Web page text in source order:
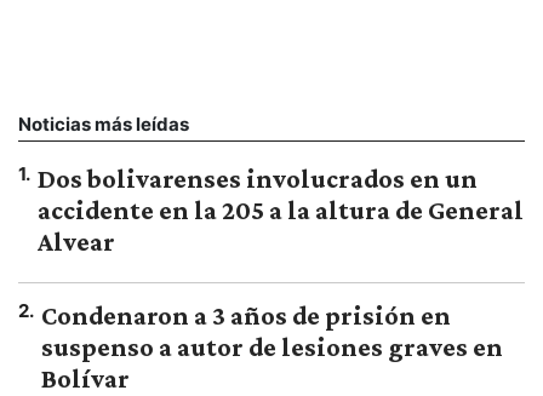
Noticias más leídas
1. Dos bolivarenses involucrados en un
accidente en la 205 a la altura de General
Alvear
2. Condenaron a 3 años de prisión en
suspenso a autor de lesiones graves en
Bolívar